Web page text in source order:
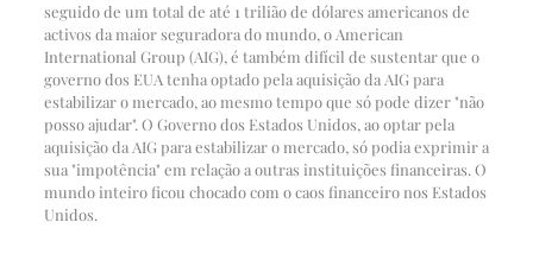
seguido de um total de até 1 trilião de dólares americanos de
activos da maior seguradora do mundo, o American
International Group (AIG), é também difícil de sustentar que o
governo dos EUA tenha optado pela aquisição da AIG para
estabilizar o mercado, ao mesmo tempo que só pode dizer "não
posso ajudar". O Governo dos Estados Unidos, ao optar pela
aquisição da AIG para estabilizar o mercado, só podia exprimir a
sua "impotência" em relação a outras instituições financeiras. O
mundo inteiro ficou chocado com o caos financeiro nos Estados
Unidos.